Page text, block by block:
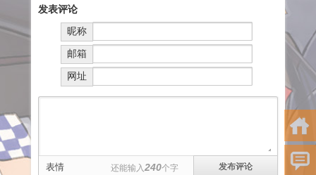
发表评论
昵称
邮箱
网址
表情 还能输入 240个字